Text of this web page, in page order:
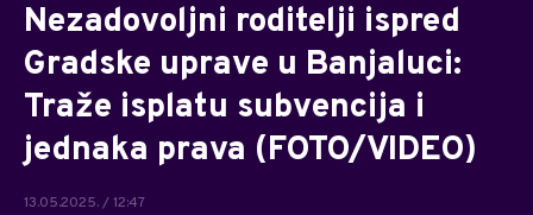
Nezadovoljni roditelji ispred
Gradske uprave u Banjaluci:
Traže isplatu subvencija i
jednaka prava (FOTO/VIDEO)
13.05.2025. / 12:47